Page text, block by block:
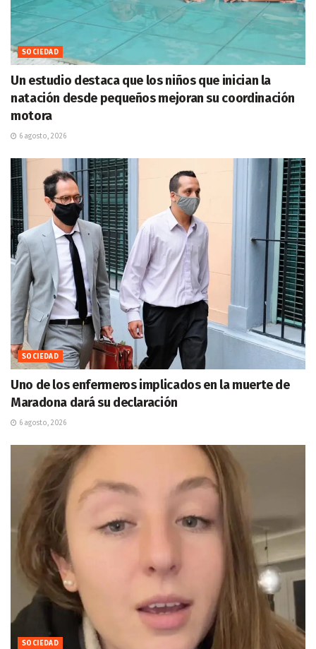
SOCIEDAD
Un estudio destaca que los niños que inician la
natación desde pequeños mejoran su coordinación
motora
6 agosto, 2026
SOCIEDAD
Uno de los enfermeros implicados en la muerte de
Maradona dará su declaración
6 agosto, 2026
SOCIEDAD